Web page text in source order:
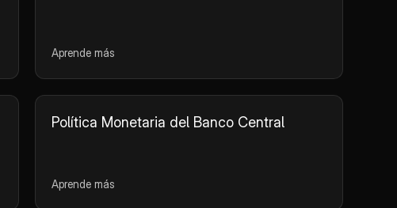
Aprende más
Política Monetaria del Banco Central
Aprende más